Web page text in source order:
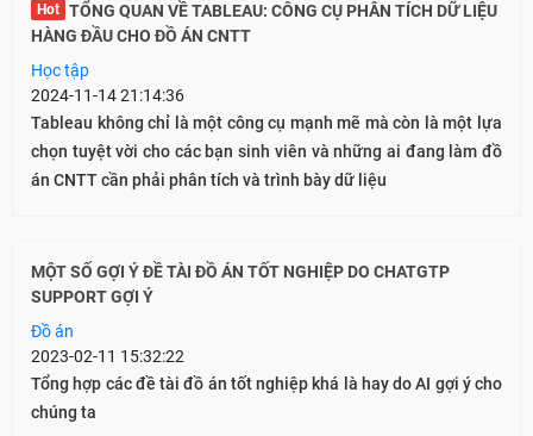
Hot
HÀNG ĐẦU CHO ĐỒ ÁN CNTT
Học tập
2024-11-14 21:14:36
Tableau không chỉ là một công cụ mạnh mẽ mà còn là một lựa
chọn tuyệt vời cho các bạn sinh viên và những ai đang làm đồ
án CNTT cần phải phân tích và trình bày dữ liệu
MỘT SỐ GỢI Ý ĐỀ TÀI ĐỒ ÁN TỐT NGHIỆP DO CHATGTP
SUPPORT GỢI Ý
Đồ án
2023-02-11 15:32:22
Tổng hợp các đề tài đồ án tốt nghiệp khá là hay do AI gợi ý cho
chúng ta